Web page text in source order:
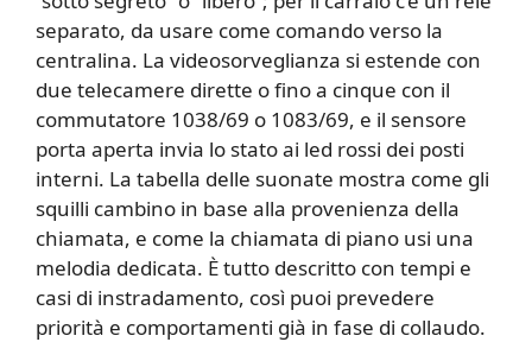
separato, da usare come comando verso la
centralina. La videosorveglianza si estende con
due telecamere dirette o fino a cinque con il
commutatore 1038/69 o 1083/69, e il sensore
porta aperta invia lo stato ai led rossi dei posti
interni. La tabella delle suonate mostra come gli
squilli cambino in base alla provenienza della
chiamata, e come la chiamata di piano usi una
melodia dedicata. È tutto descritto con tempi e
casi di instradamento, così puoi prevedere
priorità e comportamenti già in fase di collaudo.